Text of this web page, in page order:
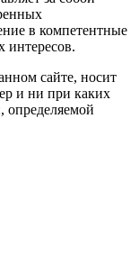
в компетентные
интересов.
сайте, носит
и ни при каких
определяемой